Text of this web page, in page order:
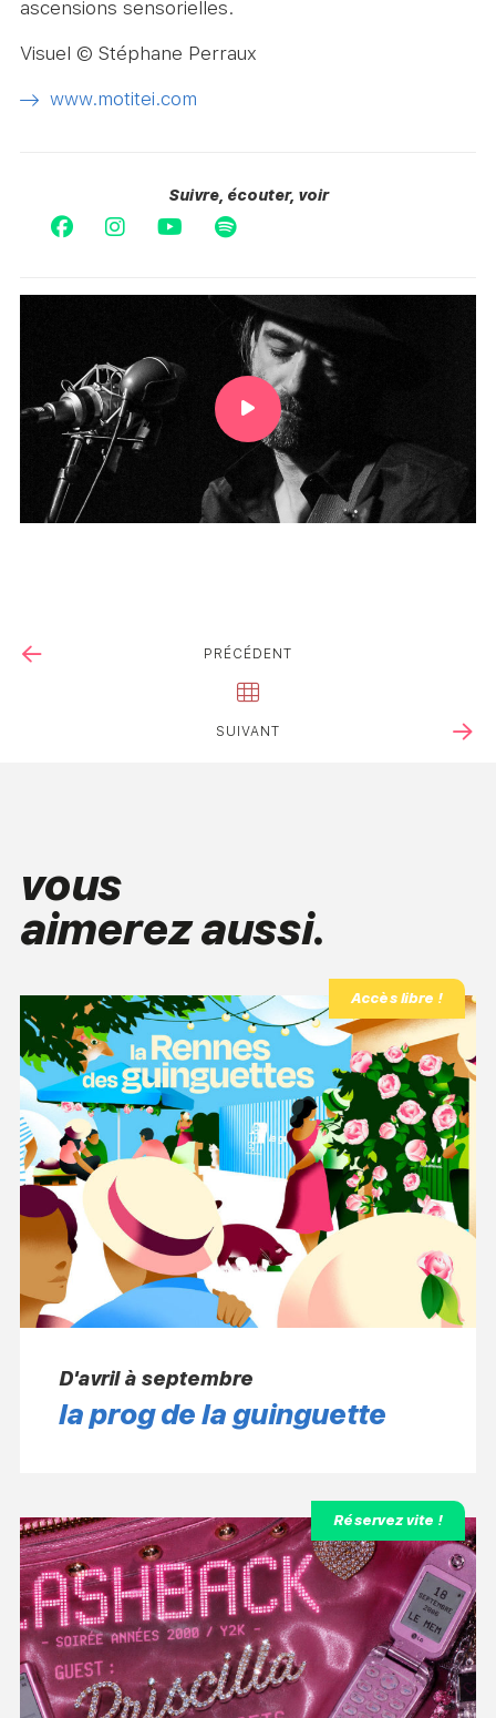
ascensions sensorielles.
Visuel © Stéphane Perraux
www.motitei.com
Suivre, écouter, voir
PRÉCÉDENT
SUIVANT
vous
aimerez aussi.
Accès libre !
D'avril à septembre
la prog de la guinguette
Réservez vite !